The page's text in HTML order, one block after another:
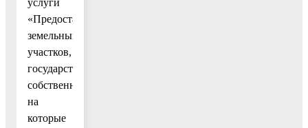
услуги
«Предоставление
земельных
участков,
государственная
собственность
на
которые